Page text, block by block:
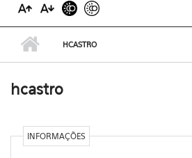
HCASTRO
hcastro
INFORMAÇÕES